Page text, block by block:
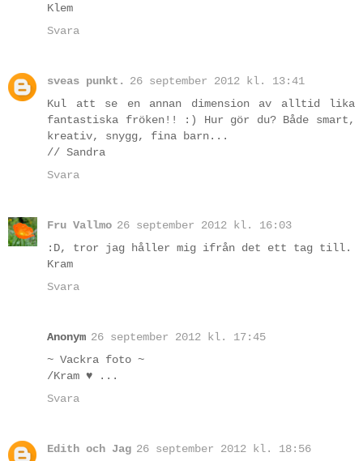
Klem
Svara
sveas punkt.
26 september 2012 kl. 13:41
Kul att se en annan dimension av alltid lika
fantastiska fröken!! :) Hur gör du? Både smart,
kreativ, snygg, fina barn...
// Sandra
Svara
Fru Vallmo 26 september 2012 kl. 16:03
:D, tror jag håller mig ifrån det ett tag till.
Kram
Svara
Anonym 26 september 2012 kl. 17:45
~ Vackra foto ~
/Kram ♥ ...
Svara
Edith och Jag 26 september 2012 kl. 18:56